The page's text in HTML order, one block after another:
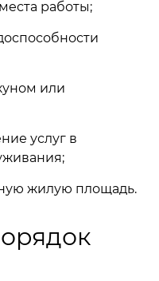
работы;
или
услуг в
жилую площадь.